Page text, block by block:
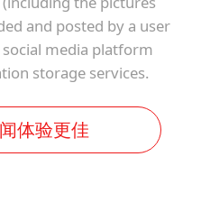
and posted by a user
social media platform
storage services.
体验更佳